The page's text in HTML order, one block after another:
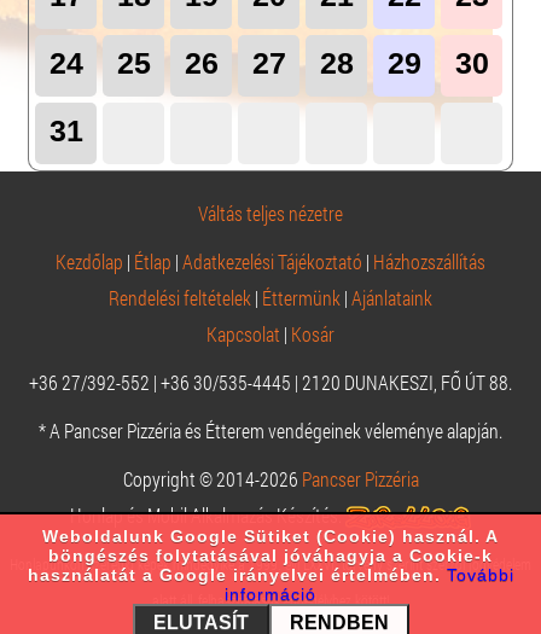
24
25 26 27 28 29
30
31
Váltás teljes nézetre
Kezdőlap | Étlap |Adatkezelési Tájékoztató | Házhozszállítás
Rendelési feltételek | Éttermünk |Ajánlataink
Kapcsolat | Kosár
+36 27/392-552 | +36 30/535-4445 | 2120 DUNAKESZI, FŐ ÚT 88.
* A Pancser Pizzéria és Étterem vendégeinek véleménye alapján.
Copyright © 2014-2026 Pancser Pizzéria
Honlap és Mobil Alkalmazás Készítés:
Honlapunkon szereplő képek mindegyike a 1999. évi LXXVI. törvény szerint szerzői jogvédelem
alatt áll, felhasználásuk engedélyhez kötött!
Weboldalunk Google Sütiket (Cookie) használ. A
böngészés folytatásával jóváhagyja a Cookie-k
használatát a Google irányelvei értelmében. További
információ
ELUTASÍT RENDBEN